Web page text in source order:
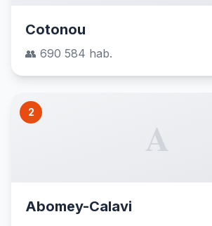
Cotonou
👥 690 584 hab.
2
A
Abomey-Calavi